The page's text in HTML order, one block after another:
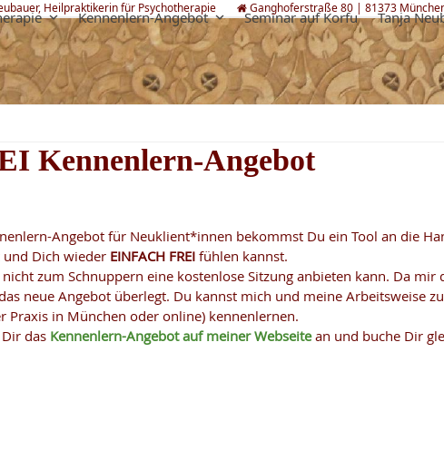
Heilpraktikerin für Psychotherapie Ganghoferstraße 80 | 81373
Kennenlern-Angebot Seminar auf Korfu Tanja
Kennenlern-Angebot
Angebot für Neuklient*innen bekommst Du ein Tool an die
und Dich wieder EINFACH FREI fühlen kannst.
zum Schnuppern eine kostenlose Sitzung anbieten kann. Da mir
neue Angebot überlegt. Du kannst mich und meine Arbeitsweise
Praxis in München oder online) kennenlernen.
das Kennenlern-Angebot auf meiner Webseitean und buche Dir